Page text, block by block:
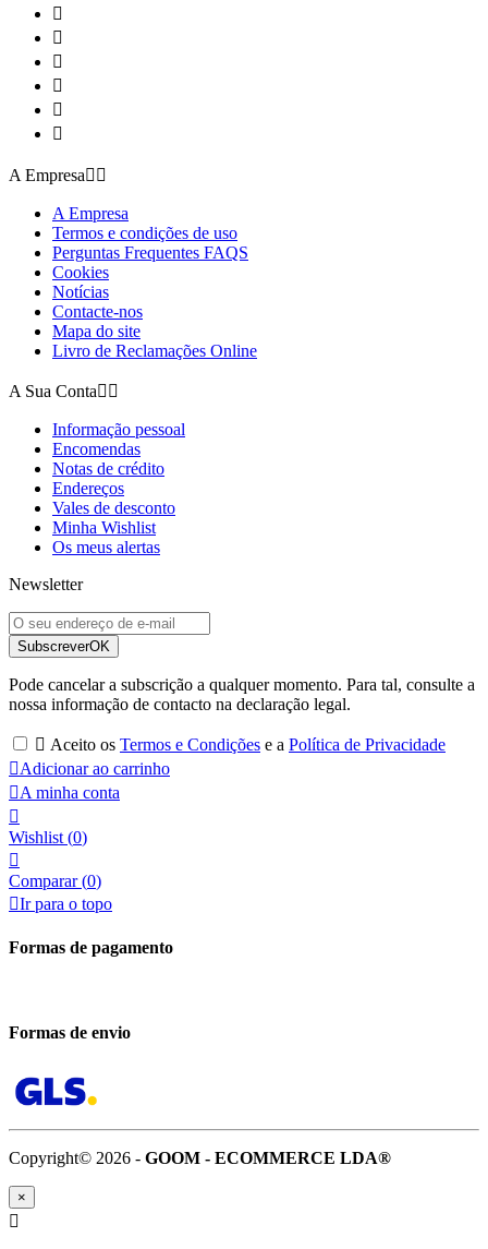






A Empresa 
A Empresa
Termos e condições de uso
Perguntas Frequentes FAQS
Cookies
Notícias
Contacte-nos
Mapa do site
Livro de Reclamações Online
A Sua Conta 
Informação pessoal
Encomendas
Notas de crédito
Endereços
Vales de desconto
Minha Wishlist
Os meus alertas
Newsletter
SubscreverOK
Pode cancelar a subscrição a qualquer momento. Para tal, consulte a
nossa informação de contacto na declaração legal.
 Aceito os Termos e Condições e a Política de Privacidade
Adicionar ao carrinho
A minha conta

Wishlist (0)

Comparar (0)
Ir para o topo
Formas de pagamento
Formas de envio
Copyright© 2026 - GOOM - ECOMMERCE LDA®
×
